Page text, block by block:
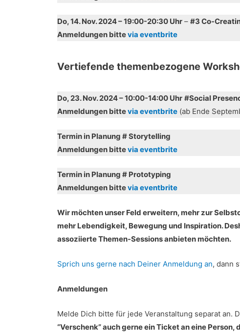
Do, 14. Nov. 2024 –19:00-20:30 Uhr – #3 Co-
Anmeldungen bittevia eventbrite
Vertiefende themenbezogene
Do, 23. Nov. 2024 – 10:00-14:00 Uhr #Social
Anmeldungen bittevia eventbrite (ab Ende
Termin in Planung # Storytelling
Anmeldungen bittevia eventbrite
Termin in Planung # Prototyping
Anmeldungen bittevia eventbrite
Wir möchten unser Feld erweitern, mehr zur
mehr Lebendigkeit, Bewegung und Inspiration.
assoziierte Themen-Sessions anbieten möchten.
Sprich uns gerne nach Deiner Anmeldung an, dann
Anmeldungen
Melde Dich bitte für jede Veranstaltung separat an.
“Verschenk” auch gerne ein Ticket an eine